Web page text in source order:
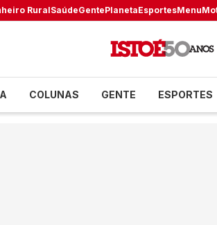
RuralSaúdeGentePlanetaEsportesMenu
COLUNAS GENTE ESPORTES